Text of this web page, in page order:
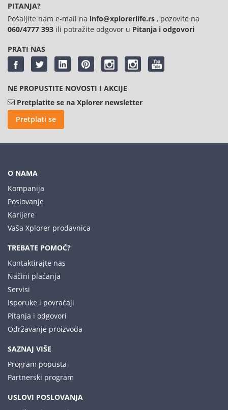
PITANJA?
Pošaljite nam e-mail na info@xplorerlife.rs , pozovite na
060/4777 393 ili potražite odgovor u Pitanja i odgovori
PRATI NAS
NE PROPUSTITE NOVOSTI I AKCIJE
Pretplatite se na Xplorer newsletter
Pretplati se
O NAMA
Kompanija
Poslovanje
Karijere
Vaša Xplorer prodavnica
TREBATE POMOĆ?
Kontaktirajte nas
Načini plaćanja
Servisi
Isporuke i povraćaji
Pitanja i odgovori
Održavanje proizvoda
SAZNAJ VIŠE
Program popusta
Partnerski program
USLOVI POSLOVANJA